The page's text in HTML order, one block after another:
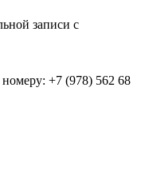
записи с
+7 (978) 562 68